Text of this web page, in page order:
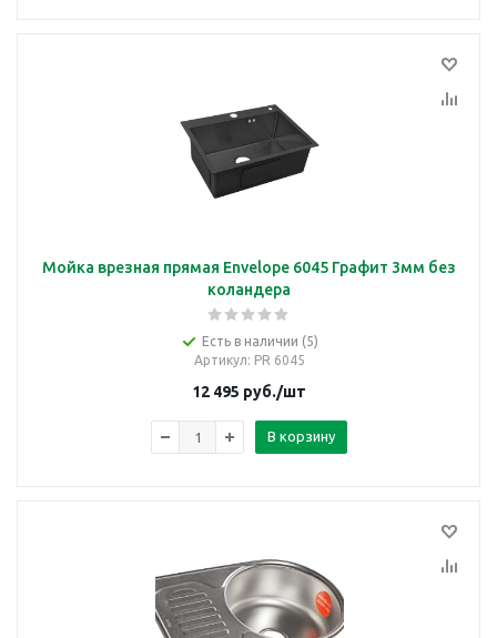
Мойка врезная прямая Envelope 6045 Графит 3мм без
коландера
Есть в наличии (5)
Артикул: PR 6045
12 495 руб./шт
В корзину